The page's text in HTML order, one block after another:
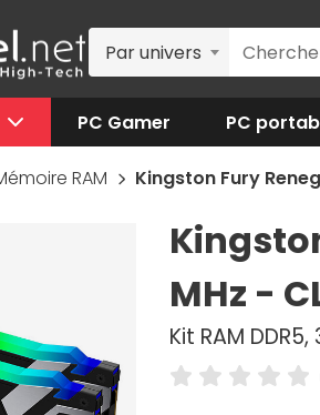
Par univers
PC Gamer PC
RAM Kingston Fury
MHz -
Kit RAM